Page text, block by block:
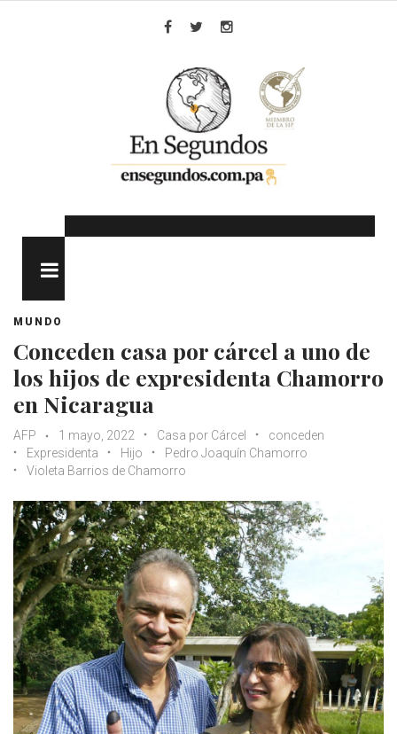
MUNDO
Conceden casa por cárcel a uno de
los hijos de expresidenta Chamorro
en Nicaragua
AFP 1 mayo, 2022 Casa por Cárcel
conceden
Expresidenta
Hijo
Pedro Joaquín Chamorro
Violeta Barrios de Chamorro